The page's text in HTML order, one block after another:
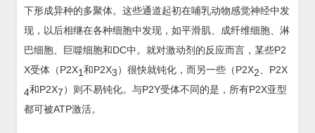
下形成异种的多聚体。这些通道起初在哺乳动物感觉神经中发
现，以后相继在各种细胞中发现，如平滑肌、成纤维细胞、淋
巴细胞、巨噬细胞和DC中。就对激动剂的反应而言，某些P2
X受体（P2X1和P2X3）很快就钝化，而另一些（P2X2 、P2X
4和P2X7）则不易钝化。与P2Y受体不同的是，所有P2X亚型
都可被ATP激活。